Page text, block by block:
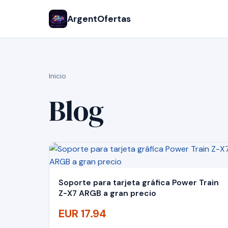
ArgentOfertas
Inicio
Blog
Soporte para tarjeta gráfica Power Train
Z-X7 ARGB a gran precio
EUR 17.94